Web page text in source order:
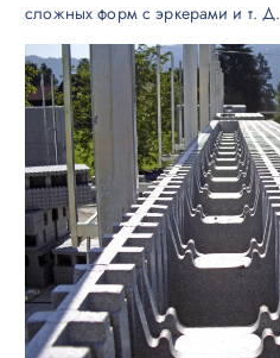
сложных форм с эркерами и т. Д.